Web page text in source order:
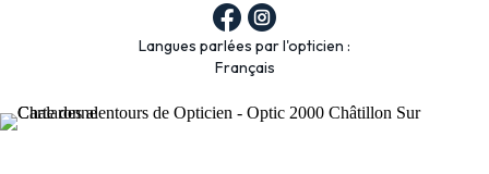
Langues parlées par l'opticien :
Français